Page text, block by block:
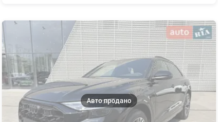
Авто продано